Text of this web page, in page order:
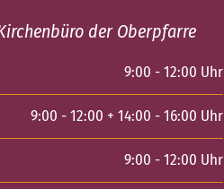
der Oberpfarre
9:00 - 12:00 Uhr
9:00 - 12:00 + 14:00 - 16:00 Uhr
9:00 - 12:00 Uhr